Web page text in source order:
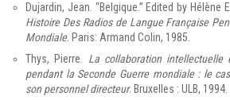
Dujardin, Jean. “Belgique.” Edited by Hélène
Histoire Des Radios de Langue Française
Mondiale. Paris: Armand Colin, 1985.
Thys, Pierre. La collaboration intellectuelle
pendant la Seconde Guerre mondiale : le
son personnel directeur. Bruxelles : ULB, 1994.